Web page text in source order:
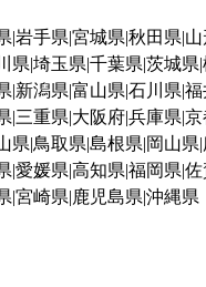
岩手県 宮城県 秋田県
県 埼玉県 千葉県 茨城県
新潟県 富山県 石川県 福
三重県 大阪府兵庫県 京
県 鳥取県 島根県 岡山県
愛媛県 高知県 福岡県 佐
宮崎県 鹿児島県 沖縄県